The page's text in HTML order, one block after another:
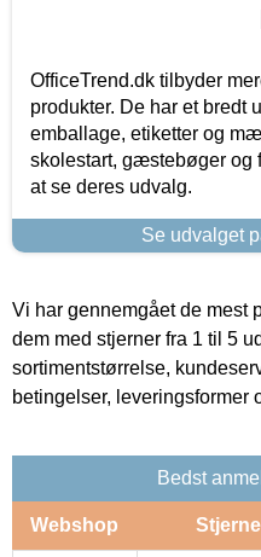
OfficeTrend.dk tilbyder
produkter. De har et bredt
emballage, etiketter og
skolestart, gæstebøger og
at se deres udvalg.
Se udvalget
Vi har gennemgået de mest
dem med stjerner fra 1 til 5
sortimentstørrelse,
betingelser, leveringsformer
Bedst
Webshop